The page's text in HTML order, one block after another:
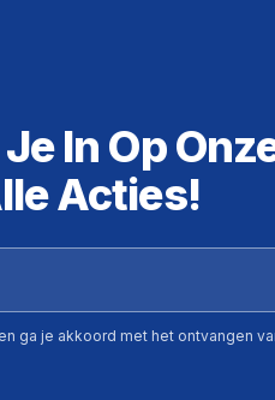
In Op
Acties!
ga je akkoord met het ontvangen